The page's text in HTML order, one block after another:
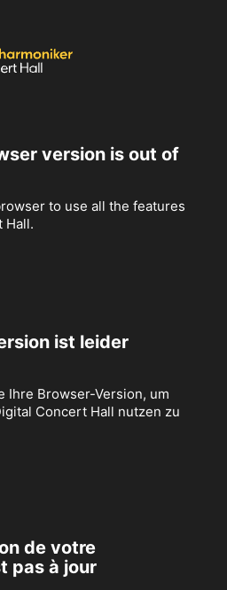
version is out of
to use all the features
Hall.
ist leider
Ihre Browser-Version, um
Concert Hall nutzen zu
de votre
pas à jour